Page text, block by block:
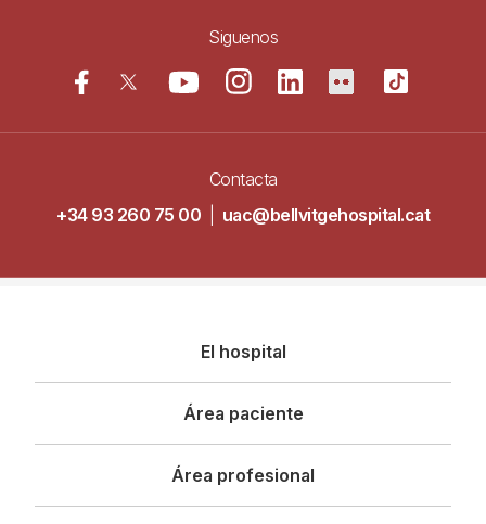
Siguenos
Contacta
+34 93 260 75 00
uac@bellvitgehospital.cat
principal
El hospital
Área paciente
Área profesional